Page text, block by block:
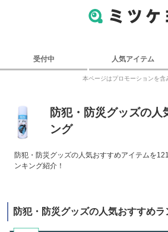
受付中 人気アイテム
本ページはプロモーションを含
防犯・防災グッズの人
ング
防犯・防災グッズの人気おすすめアイテムを
ンキング紹介！
防犯・防災グッズの人気おすすめラ